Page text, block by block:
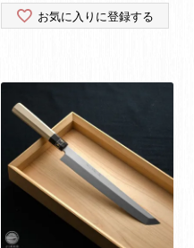
お気に入りに登録する